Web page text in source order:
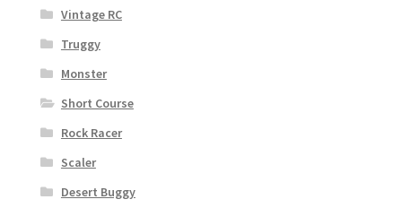
Vintage RC
Truggy
Monster
Short Course
Rock Racer
Scaler
Desert Buggy